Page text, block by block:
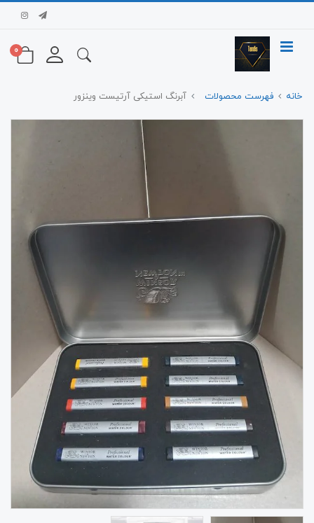
0
خانه فهرست محصولات آبرنگ استیکی آرتیست وینزور